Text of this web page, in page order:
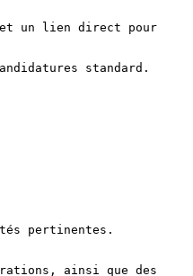
pertinentes.